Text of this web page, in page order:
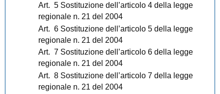
Art. 5 Sostituzione dell’articolo 4 della legge
regionale n. 21 del 2004
Art. 6 Sostituzione dell’articolo 5 della legge
regionale n. 21 del 2004
Art. 7 Sostituzione dell’articolo 6 della legge
regionale n. 21 del 2004
Art. 8 Sostituzione dell’articolo 7 della legge
regionale n. 21 del 2004